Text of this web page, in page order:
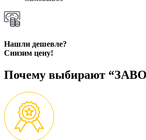
Нашли дешевле?
Снизим цену!
Почему выбирают